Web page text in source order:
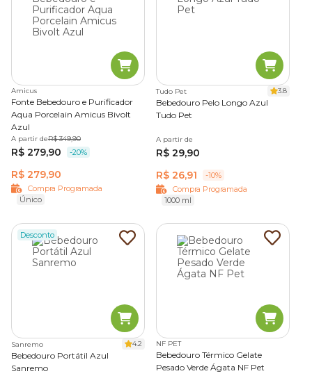
Amicus
Fonte Bebedouro e Purificador
Aqua Porcelain Amicus Bivolt
Azul
A partir deR$ 349,90
R$ 279,90 -20%
R$ 279,90
Compra Programada
Único
Tudo Pet 3.8
Bebedouro Pelo Longo Azul
Tudo Pet
A partir de
R$ 29,90
R$ 26,91
-10%
Compra Programada
1000 ml
Desconto
Sanremo 4.2
Bebedouro Portátil Azul
Sanremo
NF PET
Bebedouro Térmico Gelate
Pesado Verde Ágata NF Pet